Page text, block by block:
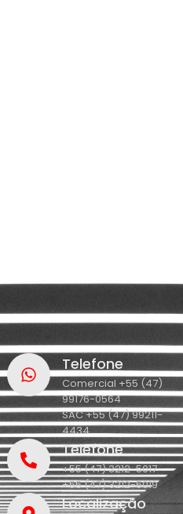
Telefone
Comercial +55 (47)
99176-0564
SAC +55 (47) 99211-
4434
Telefone
+55 (47) 3212-5017
+55 (47) 3212-5019
Localização